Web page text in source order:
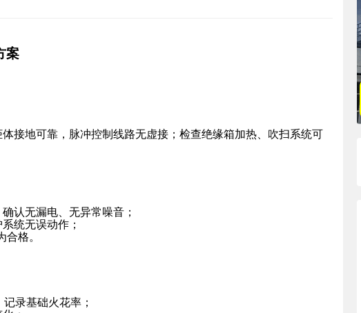
案
接地可靠，脉冲控制线路无虚接；检查绝缘箱加热、吹扫系统可
认无漏电、无异常噪音；
统无误动作；
格。
录基础火花率；